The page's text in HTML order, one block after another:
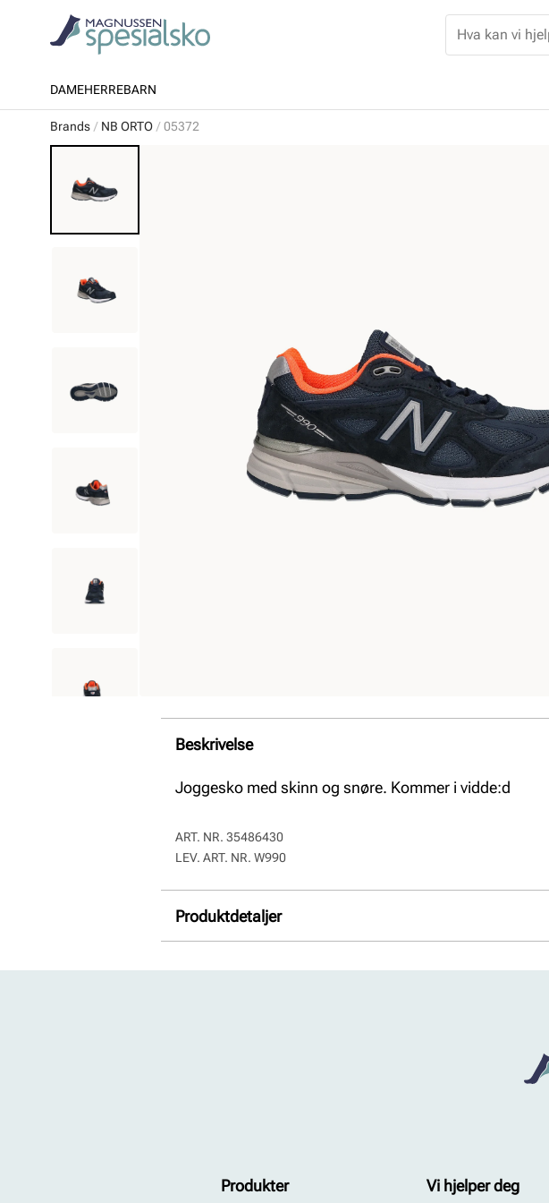
DAMEHERREBARN
Brands NB ORTO 05372
Beskrivelse
Joggesko med skinn og snøre. Kommer i vidde:d
ART. NR. 35486430
LEV. ART. NR. W990
Produktdetaljer
Produkter Vi hjelper deg